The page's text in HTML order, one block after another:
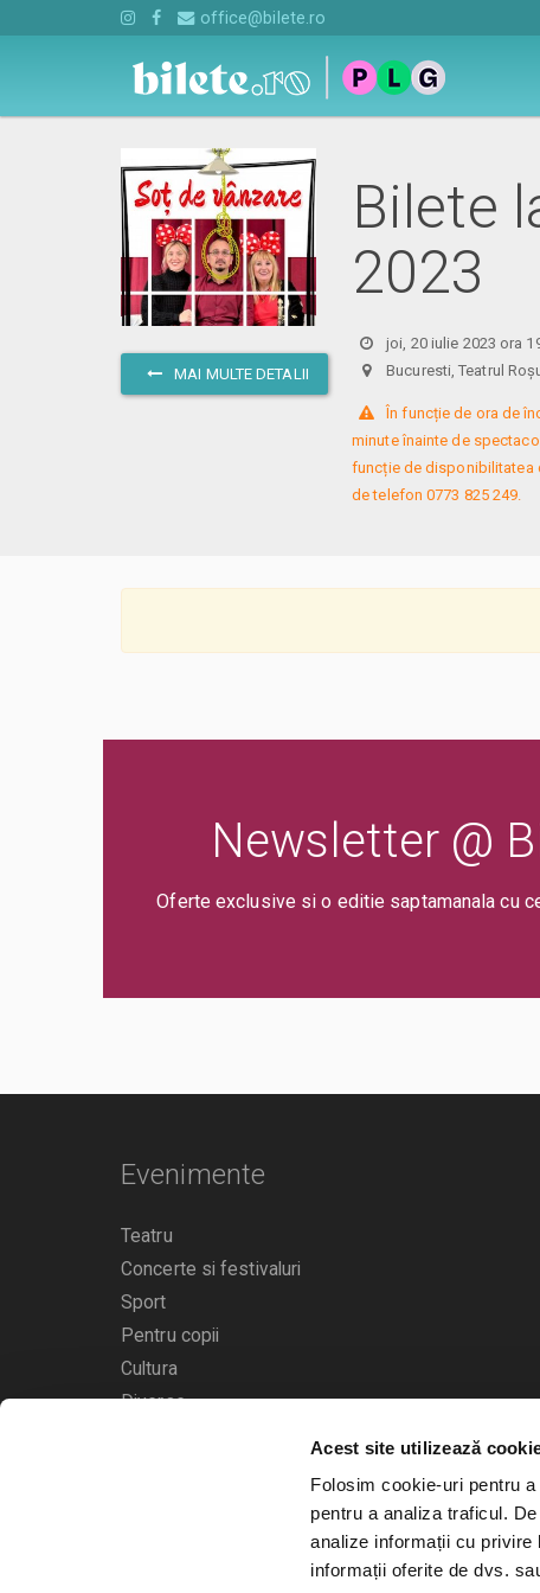
Acest site utilizează
Folosim cookie-uri pentru
pentru a analiza traficul.
analize informații cu
informații oferite de dvs.
office@bilete.ro
MAI MULTE DETALII
Bilete
2023
joi, 20 iulie 2023 ora
Bucuresti, Teatrul
În funcție de ora de
minute înainte de
funcție de disponibilitatea
de telefon 0773 825 249.
Newsletter @
Oferte exclusive si o editie saptamanala cu
Evenimente
Teatru
Concerte si festivaluri
Sport
Pentru copii
Cultura
Diverse
Calendarul evenimentelor